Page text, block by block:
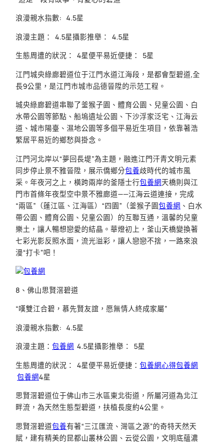
浪漫親水指數: 4.5星
浪漫主題： 4.5星攝影推舉： 4.5星
生態周遭的狀況： 4星便平易近便捷： 5星
江門城央綠廊碧道位于江門水道江海段，是都會型碧道,全
長9公里，是江門市城市品德晉陞的示范工程。
城央綠廊碧道串聯了釜猴子園、體育公園、兒童公園、白
水帶公園等節點、船塢遺址公園、下沙浮家泛宅、江海云
道、城市陽臺、濕地公園等多個平易近生項目，依靠著浩
繁居平易近的鄉愁與掛念。
江門河北岸以“夢回長堤”為主題，融進江門汗青文明元素
同步停止景不雅晉陞，展示僑鄉分包養歧時代的城市風
采。年夜河之上，橫跨兩岸的釜隱士行包養網天橋則與江
門市首條年夜型空中景不雅廊道——江海云道連接，完成
“兩區”（蓬江區、江海區）“四園”（釜猴子園包養網 、白水
帶公園、體育公園、兒童公園）的互聯互通，溫馨的兒童
樂土，讓人暢想戀愛的結晶。華燈初上，釜山天橋變換著
七彩光影反照水面，流光溢彩，讓人戀戀不捨，一路來浪
漫“打卡”吧！
包養網
8、佛山思賢滘碧道
“嘆雙江合碧，慕先賢友誼，愿無情人終成家屬”
浪漫親水指數: 4.5星
浪漫主題： 包養網 4.5星攝影推舉： 5星
生態周遭的狀況： 4星便平易近便捷： 包養網心得包養網
包養網4星
思賢滘碧道位于佛山市三水區東北街道，所屬河道為北江
畔流，為天然生態型碧道，扶植長度約4公里。
思賢滘碧道包養有著“三江匯流、灣區之源”的奇特天然天
賦，建有精美的昆都山叢林公園、云從公園，文明底蘊濃